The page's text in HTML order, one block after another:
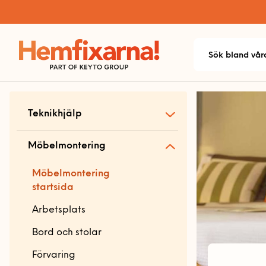
Teknikhjälp
Teknikhjälp startsida
Dator och skrivare
Ljud
Mobil och fast telefoni
Nätverk och routers
Möbelmontering
Möbelmontering
startsida
Arbetsplats
Bord och stolar
Förvaring